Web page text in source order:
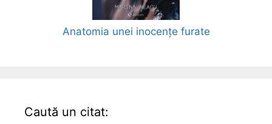
Anatomia unei inocențe furate
Caută un citat: